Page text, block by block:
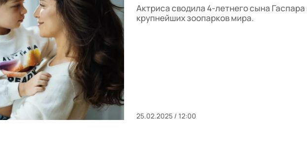
Актриса сводила 4-летнего сына Гаспара
крупнейших зоопарков мира.
25.02.2025 / 12:00